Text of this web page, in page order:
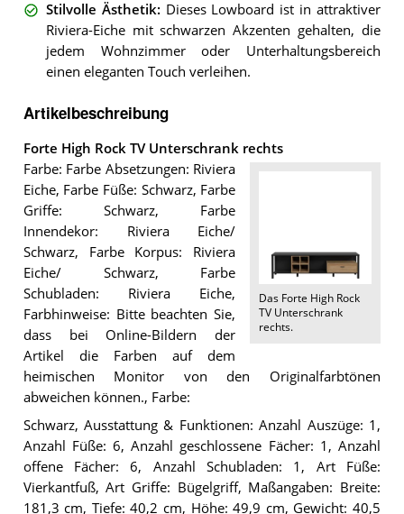
Stilvolle Ästhetik: Dieses Lowboard ist in attraktiver
Riviera-Eiche mit schwarzen Akzenten gehalten, die
jedem Wohnzimmer oder Unterhaltungsbereich
einen eleganten Touch verleihen.
Artikelbeschreibung
Forte High Rock TV Unterschrank rechts
Das Forte High Rock
TV Unterschrank
rechts.
Farbe: Farbe Absetzungen: Riviera
Eiche, Farbe Füße: Schwarz, Farbe
Griffe: Schwarz, Farbe
Innendekor: Riviera Eiche/
Schwarz, Farbe Korpus: Riviera
Eiche/ Schwarz, Farbe
Schubladen: Riviera Eiche,
Farbhinweise: Bitte beachten Sie,
dass bei Online-Bildern der
Artikel die Farben auf dem
heimischen Monitor von den Originalfarbtönen
abweichen können., Farbe:
Schwarz, Ausstattung & Funktionen: Anzahl Auszüge: 1,
Anzahl Füße: 6, Anzahl geschlossene Fächer: 1, Anzahl
offene Fächer: 6, Anzahl Schubladen: 1, Art Füße:
Vierkantfuß, Art Griffe: Bügelgriff, Maßangaben: Breite:
181,3 cm, Tiefe: 40,2 cm, Höhe: 49,9 cm, Gewicht: 40,5